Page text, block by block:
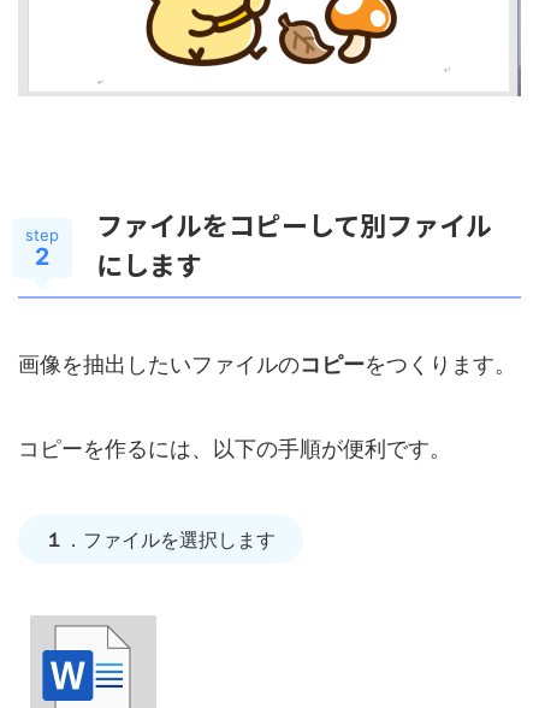
step
2
ファイルをコピーして別ファイル
にします
画像を抽出したいファイルのコピーをつくります。
コピーを作るには、以下の手順が便利です。
１ ．ファイルを選択します